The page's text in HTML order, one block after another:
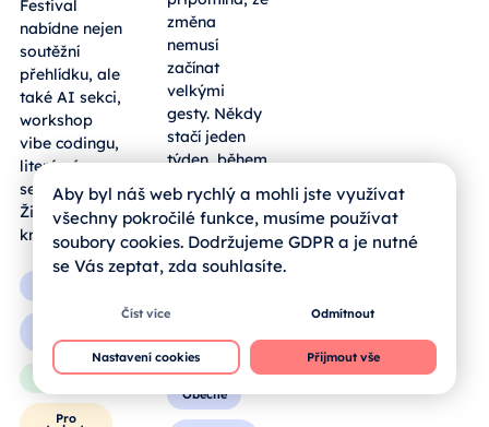
Festival
nabídne nejen
soutěžní
přehlídku, ale
také AI sekci,
workshop
vibe codingu,
literární
seminář nebo
Živou
knihovnu.
pedagogy
Pro rodiče
Pro
změna
nemusí
začínat
velkými
gesty. Někdy
stačí jeden
týden, během
něhož člověk
vyzkouší něco
nového — a
zjistí, že i
malý krok
skutečný
dopad.
Obecné
Aby byl náš web rychlý a mohli jste využívat
všechny pokročilé funkce, musíme používat
soubory cookies. Dodržujeme GDPR a je nutné
se Vás zeptat, zda souhlasíte.
Číst více Odmítnout
Nastavení cookies Přijmout vše